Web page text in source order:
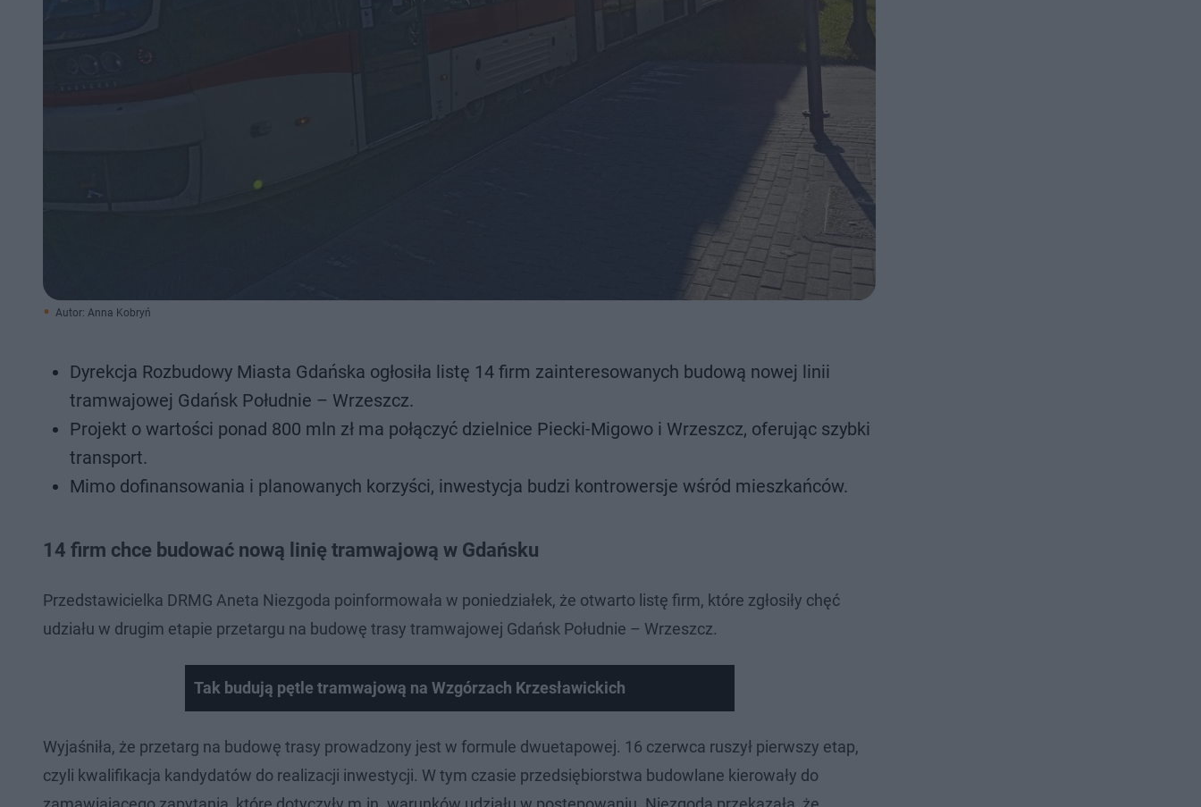
Autor: Anna Kobryń
Dyrekcja Rozbudowy Miasta Gdańska ogłosiła listę 14 firm zainteresowanych budową nowej linii
tramwajowej Gdańsk Południe – Wrzeszcz.
Projekt o wartości ponad 800 mln zł ma połączyć dzielnice Piecki-Migowo i Wrzeszcz, oferując szybki
transport.
Mimo dofinansowania i planowanych korzyści, inwestycja budzi kontrowersje wśród mieszkańców.
14 firm chce budować nową linię tramwajową w Gdańsku
Przedstawicielka DRMG Aneta Niezgoda poinformowała w poniedziałek, że otwarto listę firm, które zgłosiły chęć
udziału w drugim etapie przetargu na budowę trasy tramwajowej Gdańsk Południe – Wrzeszcz.
Tak budują pętle tramwajową na Wzgórzach Krzesławickich
Wyjaśniła, że przetarg na budowę trasy prowadzony jest w formule dwuetapowej. 16 czerwca ruszył pierwszy etap,
czyli kwalifikacja kandydatów do realizacji inwestycji. W tym czasie przedsiębiorstwa budowlane kierowały do